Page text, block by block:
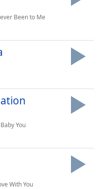
Been to Me
You
With You